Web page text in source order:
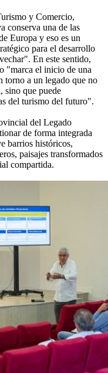
y Comercio,
conserva una de las
Europa y eso es un
para el desarrollo
En este sentido,
"marca el inicio de una
torno a un legado que no
, sino que puede
del turismo del futuro".
del Legado
de forma integrada
barrios históricos,
paisajes transformados
compartida.